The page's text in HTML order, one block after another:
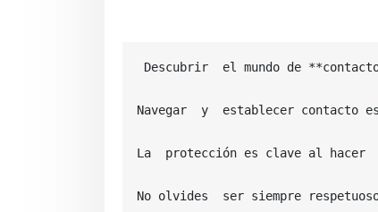
Descubrir  el mundo de
Navegar  y  establecer contacto
La  protección es clave al hacer
No olvides  ser siempre